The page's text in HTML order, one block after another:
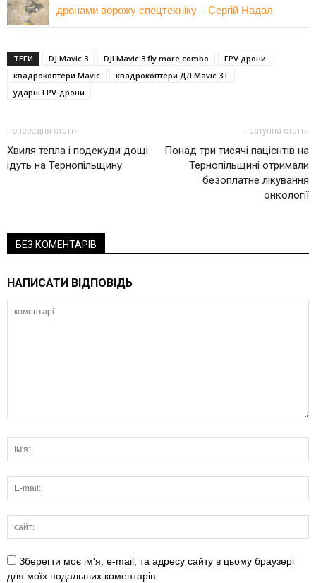
дронами ворожу спецтехніку – Сергій Надал
ТЕГИ DJ Mavic 3 DJI Mavic 3 fly more combo
FPV дрони
квадрокоптери Mavic
квадрокоптери ДЛ Mavic 3Т
ударні FPV-дрони
попередня стаття
Хвиля тепла і подекуди дощі
ідуть на Тернопільщину
наступна стаття
Понад три тисячі пацієнтів на
Тернопільщині отримали
безоплатне лікування
онкології
БЕЗ КОМЕНТАРІВ
НАПИСАТИ ВІДПОВІДЬ
Зберегти моє ім'я, e-mail, та адресу сайту в цьому браузері
для моїх подальших коментарів.